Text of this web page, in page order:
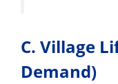
C. Village
Demand)